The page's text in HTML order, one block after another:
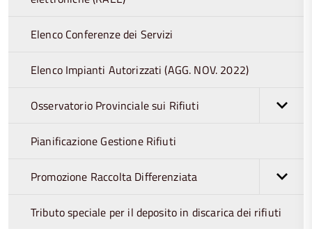
Elenco Conferenze dei Servizi
Elenco Impianti Autorizzati (AGG. NOV. 2022)
Osservatorio Provinciale sui Rifiuti
Pianificazione Gestione Rifiuti
Promozione Raccolta Differenziata
Tributo speciale per il deposito in discarica dei rifiuti